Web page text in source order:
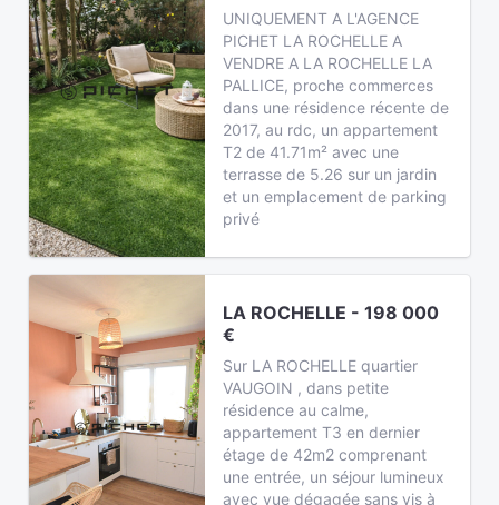
UNIQUEMENT A L'AGENCE
PICHET LA ROCHELLE A
VENDRE A LA ROCHELLE LA
PALLICE, proche commerces
dans une résidence récente de
2017, au rdc, un appartement
T2 de 41.71m² avec une
terrasse de 5.26 sur un jardin
et un emplacement de parking
privé
LA ROCHELLE - 198 000
€
Sur LA ROCHELLE quartier
VAUGOIN , dans petite
résidence au calme,
appartement T3 en dernier
étage de 42m2 comprenant
une entrée, un séjour lumineux
avec vue dégagée sans vis à